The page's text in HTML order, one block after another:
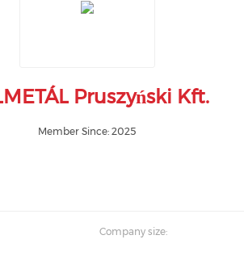
Pruszyński Kft.
Member Since: 2025
Company size: